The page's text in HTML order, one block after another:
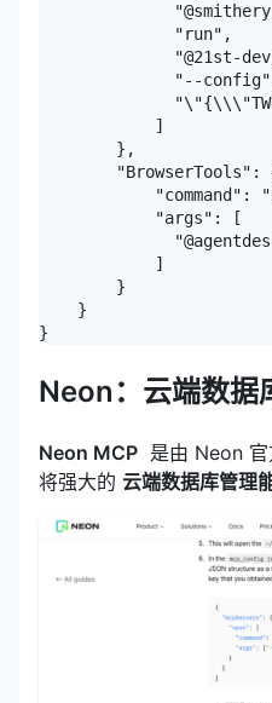
"@smithery/
"run",
"@21st-dev/
"--
]
},
"BrowserTools":
"command":
"args": [
"@agentdeskai/
]
}
}
}
Neon：云端数据
Neon MCP 是由 Neon
将强大的 云端数据库管理